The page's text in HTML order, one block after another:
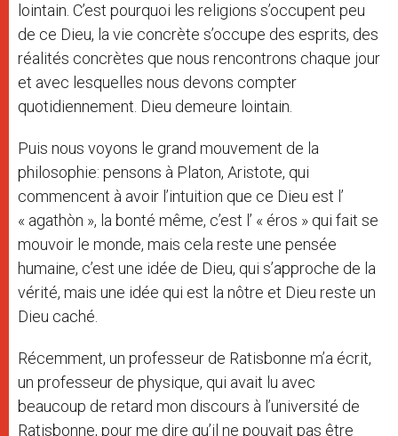
lointain. C’est pourquoi les religions s’occupent peu
de ce Dieu, la vie concrète s’occupe des esprits, des
réalités concrètes que nous rencontrons chaque jour
et avec lesquelles nous devons compter
quotidiennement. Dieu demeure lointain.
Puis nous voyons le grand mouvement de la
philosophie: pensons à Platon, Aristote, qui
commencent à avoir l’intuition que ce Dieu est l’
« agathòn », la bonté même, c’est l’ « éros » qui fait se
mouvoir le monde, mais cela reste une pensée
humaine, c’est une idée de Dieu, qui s’approche de la
vérité, mais une idée qui est la nôtre et Dieu reste un
Dieu caché.
Récemment, un professeur de Ratisbonne m’a écrit,
un professeur de physique, qui avait lu avec
beaucoup de retard mon discours à l’université de
Ratisbonne, pour me dire qu’il ne pouvait pas être